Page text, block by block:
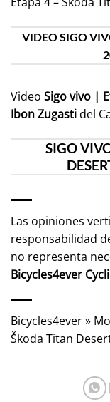
VIDEO SIGO
Video Sigo vivo |
Ibon Zugastidel
SIGO
Las opiniones
responsabilidad
no representa
Bicycles4ever
Bicycles4ever»
Škoda Titan